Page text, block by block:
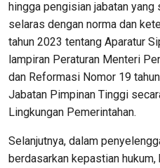
hingga pengisian jabatan yang
selaras dengan norma dan
tahun 2023 tentang Aparatur
lampiran Peraturan Menteri
dan Reformasi Nomor 19
Jabatan Pimpinan Tinggi
Lingkungan Pemerintahan.
Selanjutnya, dalam
berdasarkan kepastian hukum,